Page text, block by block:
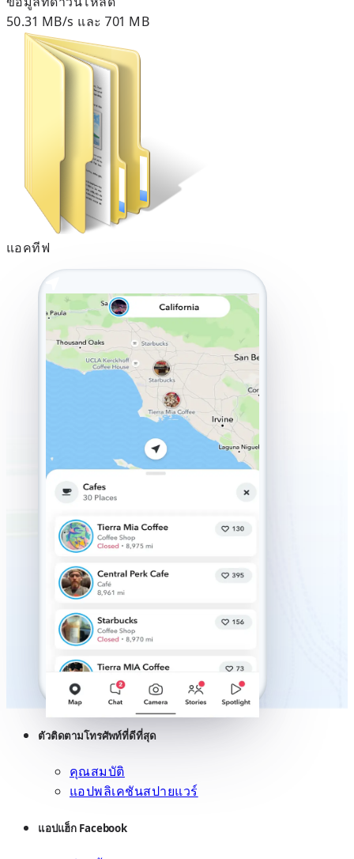
50.31 MB/s และ 701 MB
แอคทีฟ
ตัวติดตามโทรศัพท์ที่ดีที่สุด
คุณสมบัติ
แอปพลิเคชันสปายแวร์
แอปแฮ็ก Facebook